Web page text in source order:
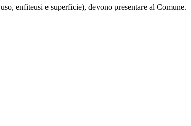
enfiteusi e superficie), devono presentare al Comune.